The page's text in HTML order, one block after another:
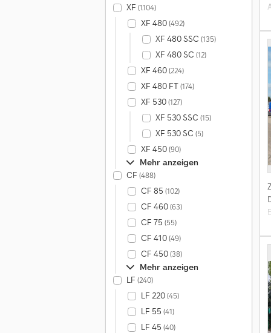
XF (1.104)
XF 480(492)
XF 480 SSC (135)
XF 480 SC (12)
XF 460(224)
XF 480 FT(174)
XF 530(127)
XF 530 SSC (15)
XF 530 SC (5)
XF 450(90)
Mehr anzeigen
CF (488)
CF 85 (102)
CF 460(63)
CF 75 (55)
CF 410(49)
CF 450(38)
Mehr anzeigen
LF (240)
LF 220(45)
LF 55 (41)
LF 45 (40)